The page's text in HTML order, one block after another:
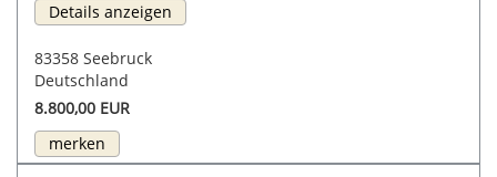
Details anzeigen
83358 Seebruck
Deutschland
8.800,00 EUR
merken